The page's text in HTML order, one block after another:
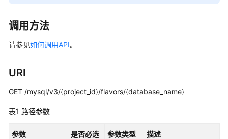
产
品
介
计
费
说
明
快
调用方法
请参见如何调用API。
URI
GET /mysql/v3/{project_id}/flavors/{database_name}
表1 路径参数
参数 是否必选 参数类型 描述